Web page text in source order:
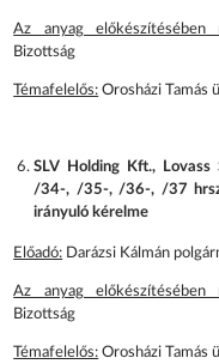
Az anyag előkészítésében
Bizottság
Témafelelős: Orosházi Tamás
SLV Holding Kft.,
/34-, /35-, /36-, /37
irányuló kérelme
Előadó: Darázsi Kálmán
Az anyag előkészítésében
Bizottság
Témafelelős: Orosházi Tamás